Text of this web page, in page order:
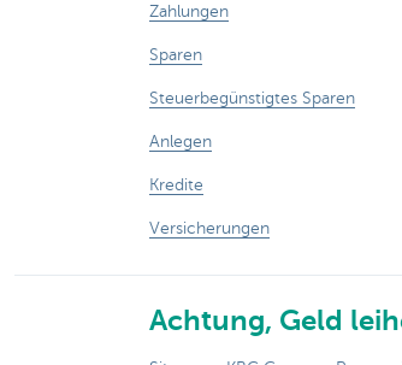
Zahlungen
Sparen
Steuerbegünstigtes Sparen
Anlegen
Kredite
Versicherungen
Achtung, Geld